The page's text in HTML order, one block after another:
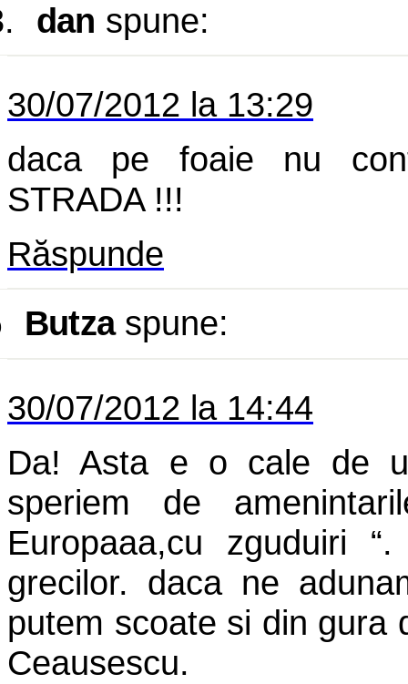
dan spune:
30/07/2012 la 13:29
daca pe foaie nu
STRADA !!!
Răspunde
Butza spune:
30/07/2012 la 14:44
Da! Asta e o cale de
speriem de
Europaaa,cu zguduiri
grecilor. daca ne
putem scoate si din gura
Ceausescu.